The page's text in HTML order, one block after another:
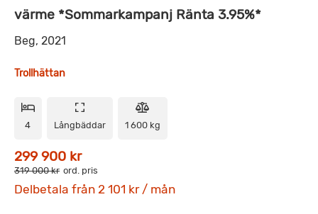
värme *Sommarkampanj Ränta 3.95%*
Beg, 2021
Trollhättan
4 Långbäddar 1 600 kg
299 900 kr
319 000 kr ord. pris
Delbetala från 2 101 kr / mån